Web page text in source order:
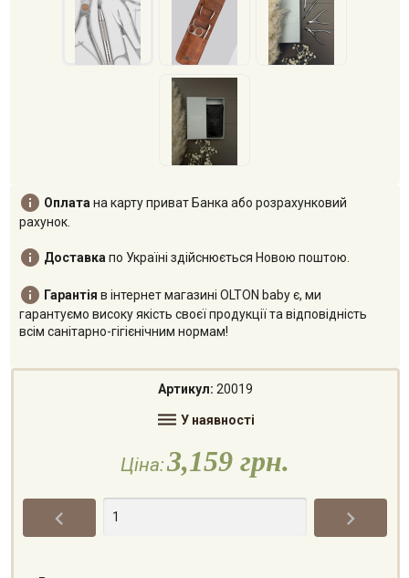
 Оплата на карту приват Банка або розрахунковий
рахунок.
 Доставка по Україні здійснюється Новою поштою.
 Гарантія в інтернет магазині OLTON baby є, ми
гарантуємо високу якість своєї продукції та відповідність
всім санітарно-гігієнічним нормам!
Артикул: 20019
 У наявності
Ціна:3,159 грн.
 